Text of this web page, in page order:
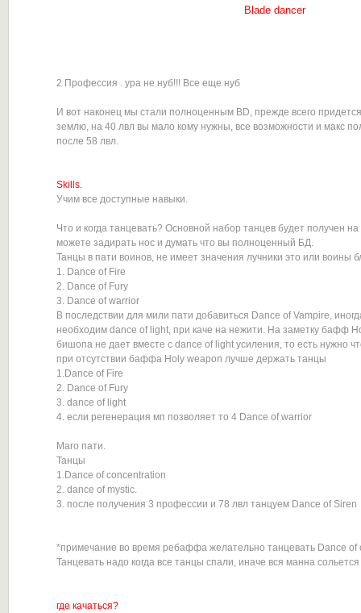
Blade dancer
2 Профессия . ура не нуб!!! Все еще нуб
И вот наконец мы стали полноценным BD, прежде всего
землю, на 40 лвл вы мало кому нужны, все возможности и макс
после 58 лвл.
Skills.
Учим все доступные навыки.
Что и когда танцевать? Основной набор танцев будет получен
можете задирать нос и думать что вы полноценный БД.
Танцы в пати воинов, не имеет значения лучники это или воины
1. Dance of Fire
2. Dance of Fury
3. Dance of warrior
В последствии для мили пати добавиться Dance of Vampire,
необходим dance of light, при каче на нежити. На заметку бафф
бишопа не дает вместе с dance of light усиления, то есть нужно
при отсутствии баффа Holy weapon лучше держать танцы
1.Dance of Fire
2. Dance of Fury
3. dance of light
4. если регенерация мп позволяет то 4 Dance of warrior
Маго пати.
Танцы
1.Dance of concentration
2. dance of mystic.
3. после получения 3 профессии и 78 лвл танцуем Dance of Siren
*примечание во время ребаффа желательно танцевать Dance of
Танцевать надо когда все танцы спали, иначе вся манна
где качаться?